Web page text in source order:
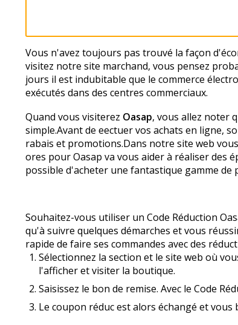
Vous n'avez toujours pas trouvé la façon
visitez notre site marchand, vous pensez
jours il est indubitable que le commerce
exécutés dans des centres commerciaux.
Quand vous visiterez Oasap, vous allez noter
simple.Avant de effectuer vos achats en
rabais et promotions.Dans notre site web
offres pour Oasap va vous aider à réaliser des
possible d'acheter une fantastique gamme
Souhaitez-vous utiliser un Code Réduction
qu'à suivre quelques démarches et vous
rapide de faire ses commandes avec des
Sélectionnez la section et le site web où
l'afficher et visiter la boutique.
Saisissez le bon de remise. Avec le Code
Le coupon réduc est alors échangé et